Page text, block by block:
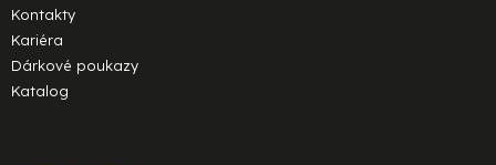
Kontakty
Kariéra
Dárkové poukazy
Katalog